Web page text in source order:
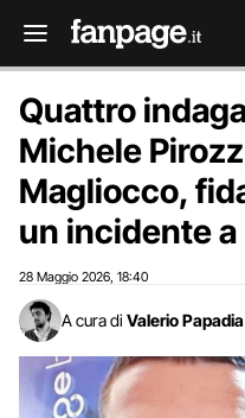
Quattro
Michele
Magliocco,
un incidente
28 Maggio 2026 18:40
A cura di Valerio Papadia